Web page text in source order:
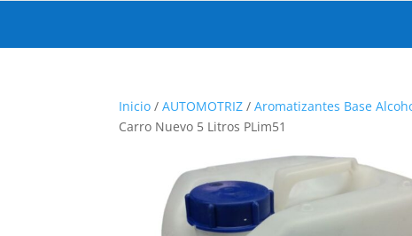
Inicio /AUTOMOTRIZ /Aromatizantes Base
Carro Nuevo 5 Litros PLim51